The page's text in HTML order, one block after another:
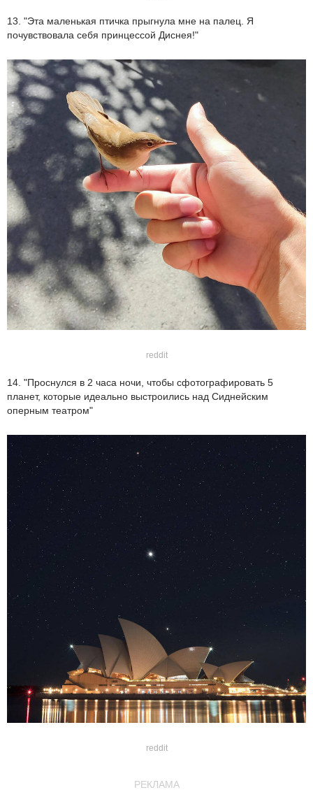
13. "Эта маленькая птичка прыгнула мне на палец. Я
почувствовала себя принцессой Диснея!"
reddit
14. "Проснулся в 2 часа ночи, чтобы сфотографировать 5
планет, которые идеально выстроились над Сиднейским
оперным театром"
reddit
РЕКЛАМА